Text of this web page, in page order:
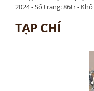
2024 - Số trang: 86tr -
TẠP CHÍ